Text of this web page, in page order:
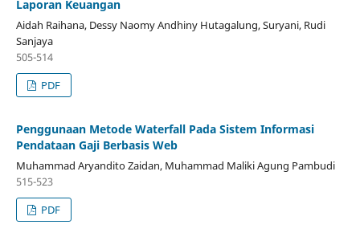
Laporan Keuangan
Aidah Raihana, Dessy Naomy Andhiny Hutagalung, Suryani, Rudi
Sanjaya
505-514
PDF
Penggunaan Metode Waterfall Pada Sistem Informasi
Pendataan Gaji Berbasis Web
Muhammad Aryandito Zaidan, Muhammad Maliki Agung Pambudi
515-523
PDF